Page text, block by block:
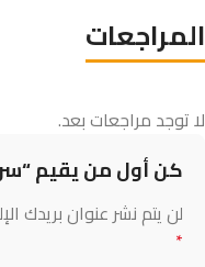
المراجعات
لا توجد مراجعات بعد.
كن أول من يقيم
لن يتم نشر عنوان بريدك
*